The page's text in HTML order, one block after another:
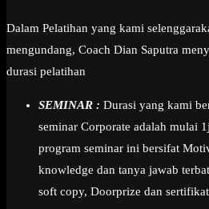
Dalam Pelatihan yang kami
mengundang, Coach Dian Saputra
durasi pelatihan
SEMINAR : Durasi yang kami
seminar Corporate adalah mulai
program seminar ini bersifat
knowledge dan tanya jawab
soft copy, Doorprize dan